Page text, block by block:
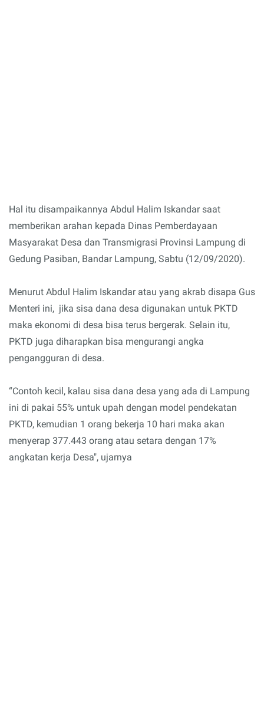
Hal itu disampaikannya Abdul Halim Iskandar saat
memberikan arahan kepada Dinas Pemberdayaan
Masyarakat Desa dan Transmigrasi Provinsi Lampung di
Gedung Pasiban, Bandar Lampung, Sabtu (12/09/2020).
Menurut Abdul Halim Iskandar atau yang akrab disapa Gus
Menteri ini, jika sisa dana desa digunakan untuk PKTD
maka ekonomi di desa bisa terus bergerak. Selain itu,
PKTD juga diharapkan bisa mengurangi angka
pengangguran di desa.
“Contoh kecil, kalau sisa dana desa yang ada di Lampung
ini di pakai 55% untuk upah dengan model pendekatan
PKTD, kemudian 1 orang bekerja 10 hari maka akan
menyerap 377.443 orang atau setara dengan 17%
angkatan kerja Desa", ujarnya